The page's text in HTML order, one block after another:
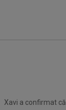
Xavi a confirmat